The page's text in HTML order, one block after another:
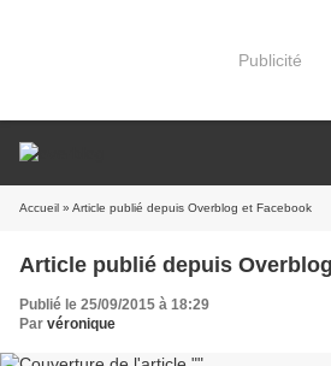
Publicité
Accueil » Article publié depuis Overblog et Facebook
Publié le 25/09/2015 à 18:29
Par véronique